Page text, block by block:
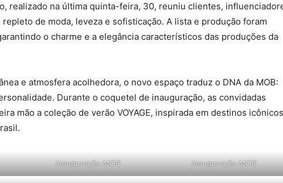
realizado na última quinta-feira, 30, reuniu clientes,
de moda, leveza e sofisticação. A lista e produção foram
o charme e a elegância característicos das produções da
e atmosfera acolhedora, o novo espaço traduz o DNA da MOB:
Durante o coquetel de inauguração, as convidadas
mão a coleção de verão VOYAGE, inspirada em destinos icônicos
Inauguração MOB Inauguração MOB